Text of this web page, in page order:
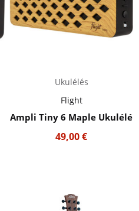
Ukulélés
Flight
Ampli Tiny 6 Maple Ukulélé
49,00€